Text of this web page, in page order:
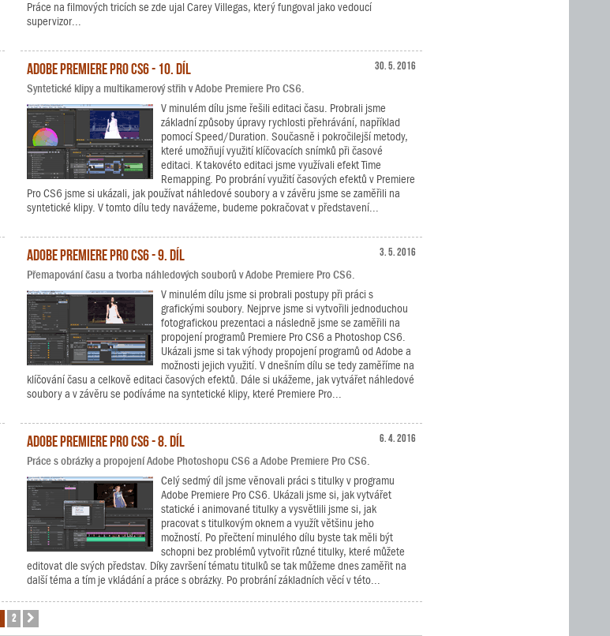
Práce na filmových tricích se zde ujal Carey Villegas, který fungoval jako vedoucí
supervizor...
30. 5. 2016
Adobe Premiere Pro CS6 - 10. díl
Syntetické klipy a multikamerový střih v Adobe Premiere Pro CS6.
V minulém dílu jsme řešili editaci času. Probrali jsme
základní způsoby úpravy rychlosti přehrávání, například
pomocí Speed/Duration. Současně i pokročilejší metody,
které umožňují využití klíčovacích snímků při časové
editaci. K takovéto editaci jsme využívali efekt Time
Remapping. Po probrání využití časových efektů v Premiere
Pro CS6 jsme si ukázali, jak používat náhledové soubory a v závěru jsme se zaměřili na
syntetické klipy. V tomto dílu tedy navážeme, budeme pokračovat v představení...
3. 5. 2016
Adobe Premiere Pro CS6 - 9. díl
Přemapování času a tvorba náhledových souborů v Adobe Premiere Pro CS6.
V minulém dílu jsme si probrali postupy při práci s
grafickými soubory. Nejprve jsme si vytvořili jednoduchou
fotografickou prezentaci a následně jsme se zaměřili na
propojení programů Premiere Pro CS6 a Photoshop CS6.
Ukázali jsme si tak výhody propojení programů od Adobe a
možnosti jejich využití. V dnešním dílu se tedy zaměříme na
klíčování času a celkově editaci časových efektů. Dále si ukážeme, jak vytvářet náhledové
soubory a v závěru se podíváme na syntetické klipy, které Premiere Pro...
6. 4. 2016
Adobe Premiere Pro CS6 - 8. díl
Práce s obrázky a propojení Adobe Photoshopu CS6 a Adobe Premiere Pro CS6.
Celý sedmý díl jsme věnovali práci s titulky v programu
Adobe Premiere Pro CS6. Ukázali jsme si, jak vytvářet
statické i animované titulky a vysvětlili jsme si, jak
pracovat s titulkovým oknem a využít většinu jeho
možností. Po přečtení minulého dílu byste tak měli být
schopni bez problémů vytvořit různé titulky, které můžete
editovat dle svých představ. Díky završení tématu titulků se tak můžeme dnes zaměřit na
další téma a tím je vkládání a práce s obrázky. Po probrání základních věcí v této...
2